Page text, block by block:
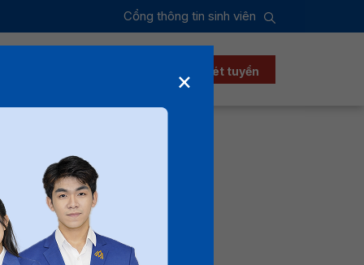
Cổng thông tin sinh viên
Đăng ký xét tuyển
năm
×